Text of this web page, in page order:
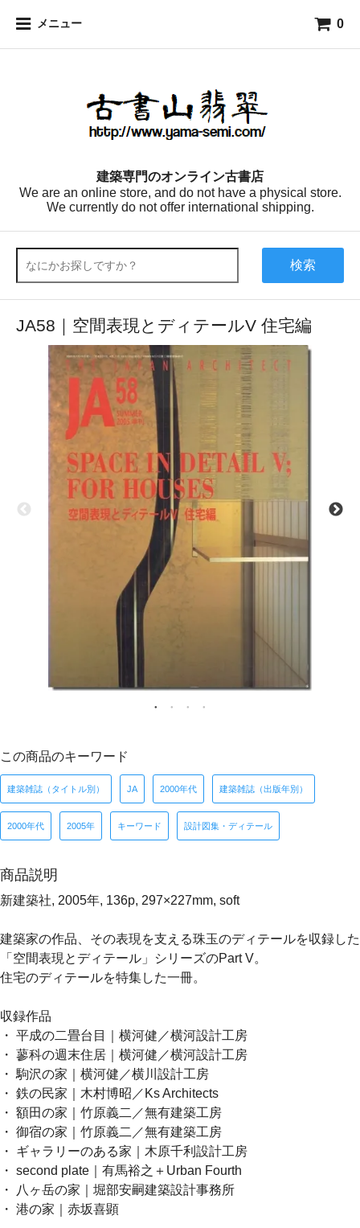
メニュー 0
建築専門のオンライン古書店
We are an online store, and do not have a physical store.
We currently do not offer international shipping.
検索
JA58｜空間表現とディテールV 住宅編
この商品のキーワード
建築雑誌（タイトル別） JA 2000年代 建築雑誌（出版年別）
2000年代 2005年 キーワード 設計図集・ディテール
商品説明
新建築社, 2005年, 136p, 297×227mm, soft
建築家の作品、その表現を支える珠玉のディテールを収録した
「空間表現とディテール」シリーズのPart V。
住宅のディテールを特集した一冊。
収録作品
・ 平成の二畳台目｜横河健／横河設計工房
・ 蓼科の週末住居｜横河健／横河設計工房
・ 駒沢の家｜横河健／横川設計工房
・ 鉄の民家｜木村博昭／Ks Architects
・ 額田の家｜竹原義二／無有建築工房
・ 御宿の家｜竹原義二／無有建築工房
・ ギャラリーのある家｜木原千利設計工房
・ second plate｜有馬裕之＋Urban Fourth
・ 八ヶ岳の家｜堀部安嗣建築設計事務所
・ 港の家｜赤坂喜顕